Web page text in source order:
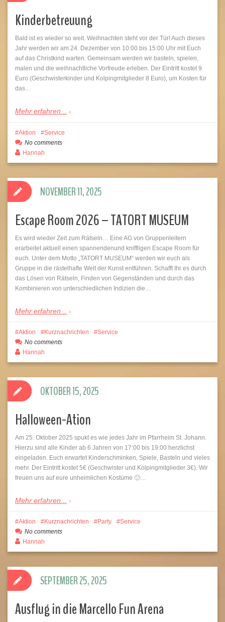
Kinderbetreuung
Bald ist es wieder so weit. Weihnachten steht vor der Tür! Auch dieses
Jahr werden wir am 24. Dezember von 10:00 bis 15:00 Uhr mit Euch
auf das Christkind warten. Gemeinsam werden wir basteln, spielen,
malen und die weihnachtliche Vorfreude erleben. Der Eintritt kostet 9
Euro (Geschwisterkinder und Kolpingmitglieder 8 Euro), um Kosten für
das…
Mehr erfahren...
Aktion
Service
No comments
Hannah
Escape Room 2026 – TATORT MUSEUM
Es wird wieder Zeit zum Rätseln… Eine AG von Gruppenleitern
erarbeitet aktuell einen spannendenund kniffligen Escape Room für
euch. Unter dem Motto „TATORT MUSEUM“ werden wir euch als
Gruppe in die rästelhafte Welt der Kunst entführen. Schafft Ihr es durch
das Lösen von Rätseln, Finden von Gegenständen und durch das
Kombinieren von unterschiedlichen Indizien die…
Mehr erfahren...
NOVEMBER 11, 2025
Aktion Kurznachrichten
Service
No comments
Hannah
Halloween-Ation
Am 25. Oktober 2025 spukt es wie jedes Jahr im Pfarrheim St. Johann.
Hierzu sind alle Kinder ab 6 Jahren von 17:00 bis 19:00 herzlichst
eingeladen. Euch erwartet Kinderschminken, Spiele, Basteln und vieles
mehr. Der Eintritt kostet 5€ (Geschwister und Kolpingmitglieder 3€). Wir
freuen uns auf eure unheimlichen Kostüme 🙂…
Mehr erfahren...
OKTOBER 15, 2025
Aktion Kurznachrichten Party
Service
No comments
Hannah
Ausflug in die Marcello Fun Arena
SEPTEMBER 25, 2025